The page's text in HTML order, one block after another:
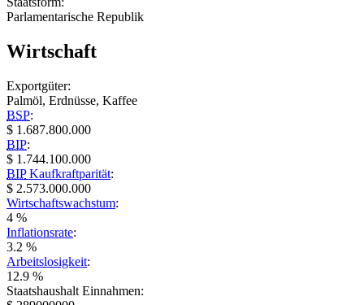
Parlamentarische Republik
Wirtschaft
Exportgüter:
Palmöl, Erdnüsse, Kaffee
BSP:
$ 1.687.800.000
BIP:
$ 1.744.100.000
BIPKaufkraftparität:
$ 2.573.000.000
Wirtschaftswachstum:
4 %
Inflationsrate:
3.2 %
Arbeitslosigkeit:
12.9 %
Staatshaushalt Einnahmen: